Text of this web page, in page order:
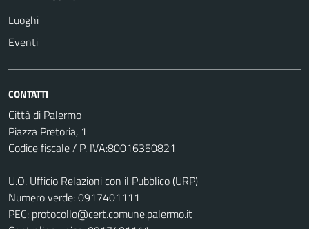
Luoghi
Eventi
CONTATTI
Città di Palermo
Piazza Pretoria, 1
Codice fiscale / P. IVA:80016350821
U.O. Ufficio Relazioni con il Pubblico (URP)
Numero verde: 0917401111
PEC: protocollo@cert.comune.palermo.it